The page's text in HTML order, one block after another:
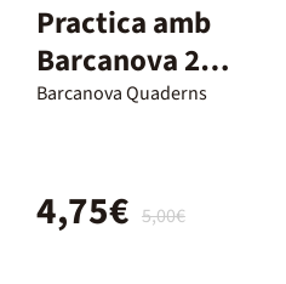
Practica amb
Barcanova 20.
Comprensió
Barcanova Quaderns
5,00€
4,75€